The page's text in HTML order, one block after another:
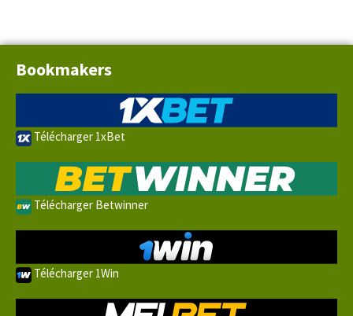
Bookmakers
Télécharger 1xBet
Télécharger Betwinner
Télécharger 1Win